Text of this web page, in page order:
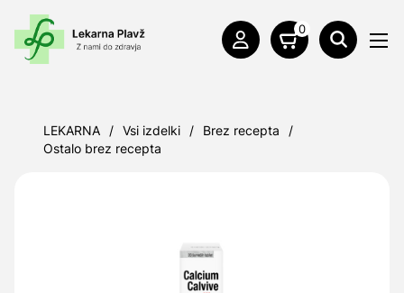
0
LEKARNA / Vsi izdelki / Brez recepta
/
Ostalo brez recepta